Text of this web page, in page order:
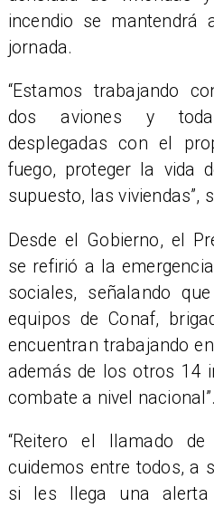
incendio se mantendrá
jornada.
“Estamos trabajando
dos aviones y
desplegadas con el
fuego, proteger la vida
supuesto, las viviendas”,
Desde el Gobierno, el
se refirió a la
sociales, señalando
equipos de Conaf,
encuentran trabajando
además de los otros 14
combate a nivel nacional”.
“Reitero el llamado
cuidemos entre todos, a
si les llega una alerta